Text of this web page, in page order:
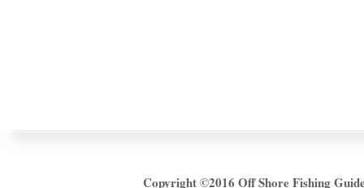
Copyright ©2016 Off Shore Fishing